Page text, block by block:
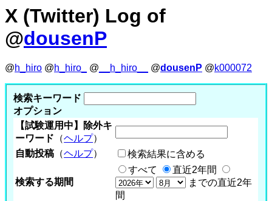
X (Twitter) Log of
@dousenP
@h_hiro @h_hiro_ @ __h_hiro__ @dousenP @k000072
検索キーワード
オプション
【試験運用中】除外キ
ーワード （ヘルプ）
自動投稿 （ヘルプ） 検索結果に含める
検索する期間
すべて
直近2年間
までの直近2年
間